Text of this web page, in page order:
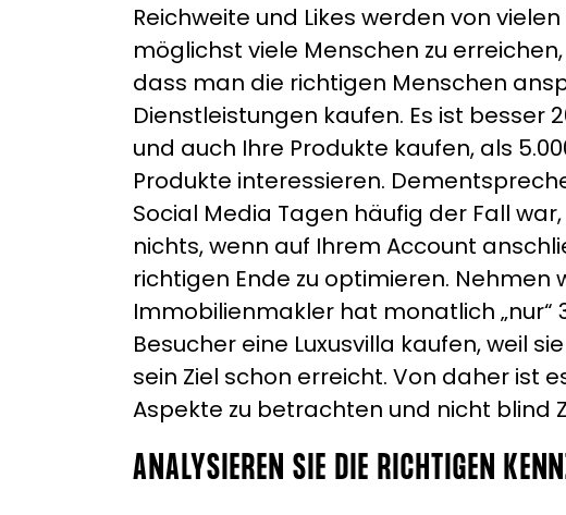
Reichweite und Likes werden von
möglichst viele Menschen zu
dass man die richtigen Menschen
Dienstleistungen kaufen. Es ist besser
und auch Ihre Produkte kaufen, als
Produkte interessieren.
Social Media Tagen häufig der Fall
nichts, wenn auf Ihrem Account
richtigen Ende zu optimieren. Nehmen
Immobilienmakler hat monatlich
Besucher eine Luxusvilla kaufen, weil
sein Ziel schon erreicht. Von daher ist
Aspekte zu betrachten und nicht blind
ANALYSIEREN SIE DIE RICHTIGEN